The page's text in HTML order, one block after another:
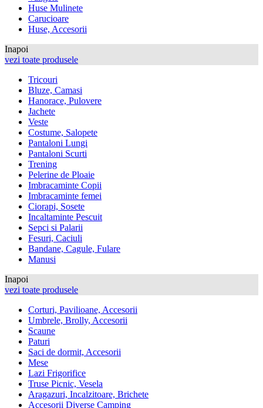
Huse Mulinete
Carucioare
Huse, Accesorii
Inapoi
vezi toate produsele
Tricouri
Bluze, Camasi
Hanorace, Pulovere
Jachete
Veste
Costume, Salopete
Pantaloni Lungi
Pantaloni Scurti
Trening
Pelerine de Ploaie
Imbracaminte Copii
Imbracaminte femei
Ciorapi, Sosete
Incaltaminte Pescuit
Sepci si Palarii
Fesuri, Caciuli
Bandane, Cagule, Fulare
Manusi
Inapoi
vezi toate produsele
Corturi, Pavilioane, Accesorii
Umbrele, Brolly, Accesorii
Scaune
Paturi
Saci de dormit, Accesorii
Mese
Lazi Frigorifice
Truse Picnic, Vesela
Aragazuri, Incalzitoare, Brichete
Accesorii Diverse Camping